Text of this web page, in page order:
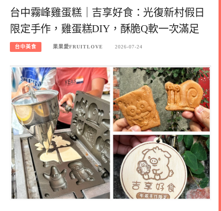
台中霧峰雞蛋糕｜吉享好食：光復新村假日
限定手作，雞蛋糕DIY，酥脆Q軟一次滿足
台中美食 果果愛FRUITLOVE 2026-07-24